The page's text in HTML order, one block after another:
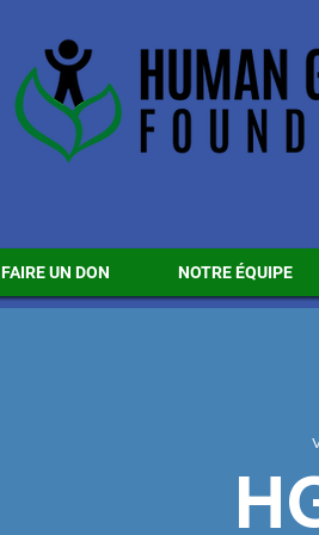
FAIRE UN DON NOTRE ÉQUIPE